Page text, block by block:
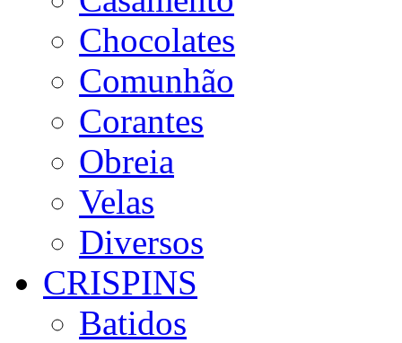
Chocolates
Comunhão
Corantes
Obreia
Velas
Diversos
CRISPINS
Batidos